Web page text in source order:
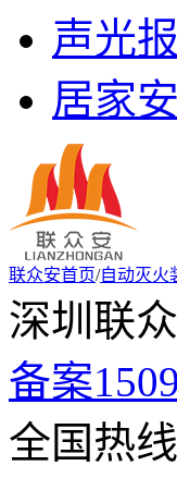
声光
居家
联众安首页/自动灭火
深圳联
备案
全国热